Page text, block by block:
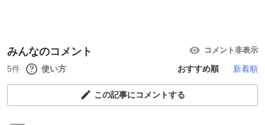
みんなのコメント コメント非表示
5件 使い方 おすすめ順 新着順
この記事にコメントする